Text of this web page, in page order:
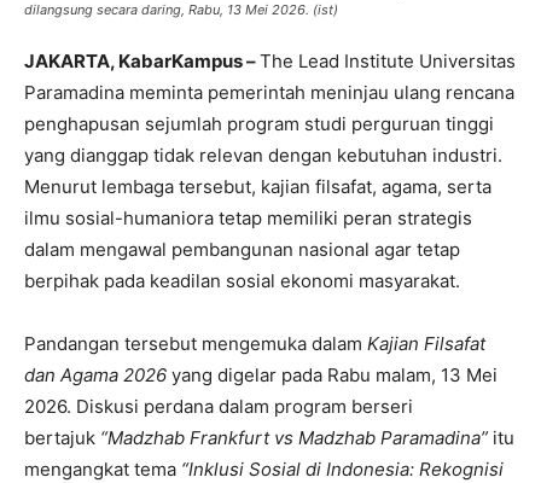
dilangsung secara daring, Rabu, 13 Mei 2026. (ist)
JAKARTA, KabarKampus –The Lead Institute Universitas
Paramadina meminta pemerintah meninjau ulang rencana
penghapusan sejumlah program studi perguruan tinggi
yang dianggap tidak relevan dengan kebutuhan industri.
Menurut lembaga tersebut, kajian filsafat, agama, serta
ilmu sosial-humaniora tetap memiliki peran strategis
dalam mengawal pembangunan nasional agar tetap
berpihak pada keadilan sosial ekonomi masyarakat.
Pandangan tersebut mengemuka dalam Kajian Filsafat
dan Agama 2026 yang digelar pada Rabu malam, 13 Mei
2026. Diskusi perdana dalam program berseri
bertajuk “Madzhab Frankfurt vs Madzhab Paramadina” itu
mengangkat tema “Inklusi Sosial di Indonesia: Rekognisi